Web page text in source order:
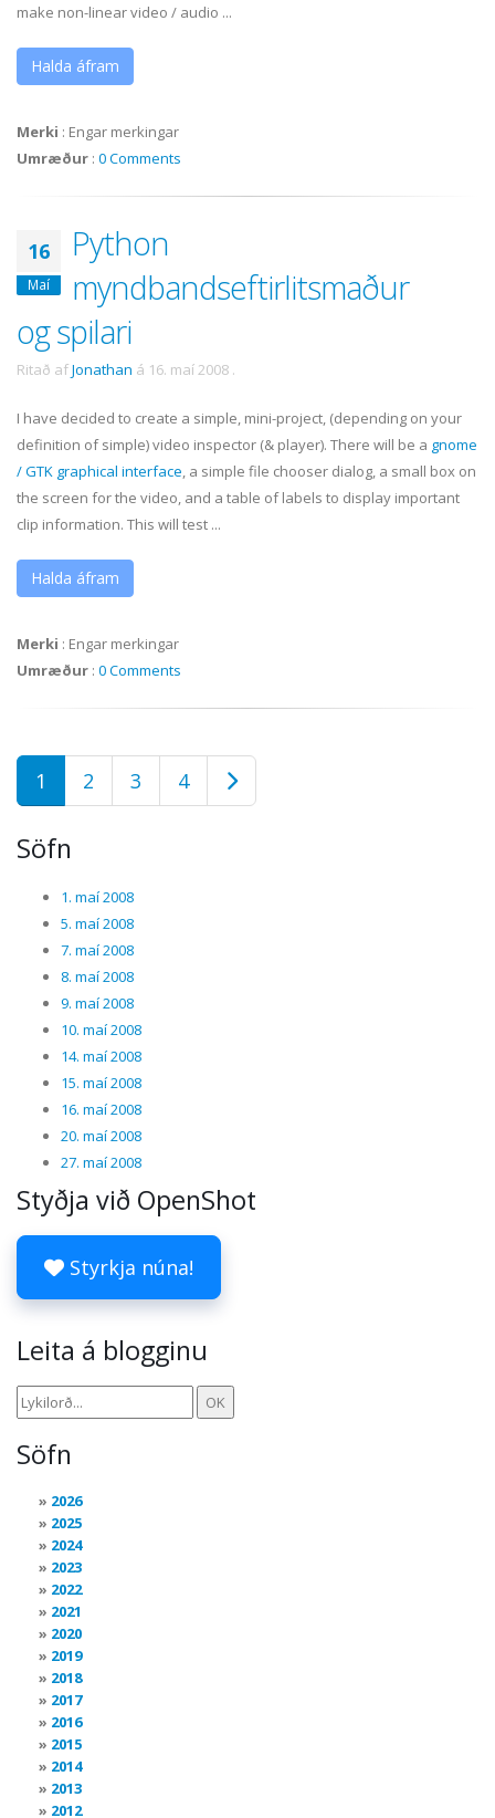
make non-linear video / audio ...
Halda áfram
Merki : Engar merkingar
Umræður : 0 Comments
16
Maí
Python
myndbandseftirlitsmaður
og spilari
Ritað afJonathan á 16. maí 2008 .
I have decided to create a simple, mini-project, (depending on your
definition of simple) video inspector (& player). There will be a gnome
/GTK graphical interface, a simple file chooser dialog, a small box on
the screen for the video, and a table of labels to display important
clip information. This will test ...
Halda áfram
Merki : Engar merkingar
Umræður : 0 Comments
1 2 3 4
Söfn
1. maí 2008
5. maí 2008
7. maí 2008
8. maí 2008
9. maí 2008
10. maí 2008
14. maí 2008
15. maí 2008
16. maí 2008
20. maí 2008
27. maí 2008
Styðja við OpenShot
Styrkja núna!
Leita á blogginu
Söfn
2026
2025
2024
2023
2022
2021
2020
2019
2018
2017
2016
2015
2014
2013
2012